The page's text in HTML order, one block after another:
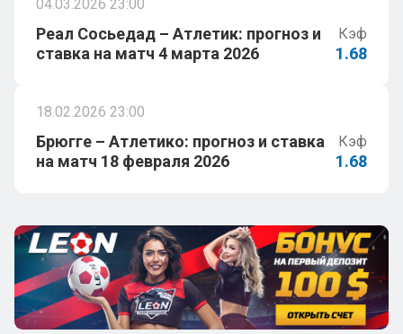
04.03.2026 23:00
Реал Сосьедад – Атлетик: прогноз и
ставка на матч 4 марта 2026
Кэф
1.68
18.02.2026 23:00
Брюгге – Атлетико: прогноз и ставка
на матч 18 февраля 2026
Кэф
1.68